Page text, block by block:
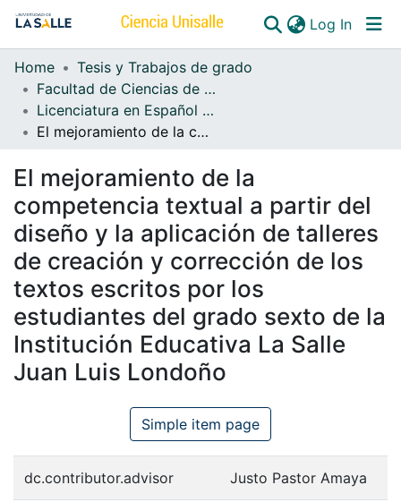
Log In
Communities & Collections
All of DSpace
Home
Tesis y Trabajos de grado
Facultad de Ciencias de la Educación
Licenciatura en Español y Lenguas Extranjeras
El mejoramiento de la competencia textual a partir del diseño y la aplicación de talleres de creación y corrección de los textos escritos por los estudiantes del grado sexto de la Institución Educativa La Salle Juan Luis Londoño
El mejoramiento de la
competencia textual a partir del
diseño y la aplicación de talleres
de creación y corrección de los
textos escritos por los
estudiantes del grado sexto de la
Institución Educativa La Salle
Juan Luis Londoño
Simple item page
dc.contributor.advisor Justo Pastor Amaya